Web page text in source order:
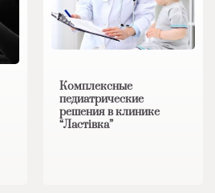
Комплексные
педиатрические
решения в клинике
“Ластівка”